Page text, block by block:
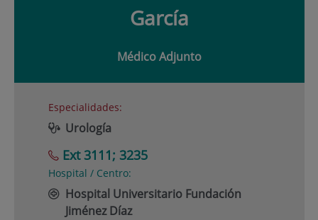
García
Médico Adjunto
Especialidades:
Urología
Ext 3111; 3235
Hospital / Centro:
Hospital Universitario Fundación
Jiménez Díaz